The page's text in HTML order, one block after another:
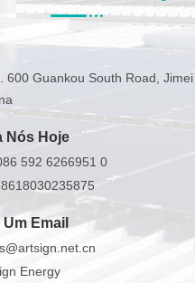
600 Guankou South Road, Jimei
Nós Hoje
592 6266951 0
Email
Energy